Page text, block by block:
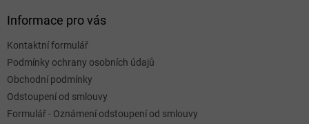
Informace pro vás
Kontaktní formulář
Podmínky ochrany osobních údajů
Obchodní podmínky
Odstoupení od smlouvy
Formulář - Oznámení odstoupení od smlouvy